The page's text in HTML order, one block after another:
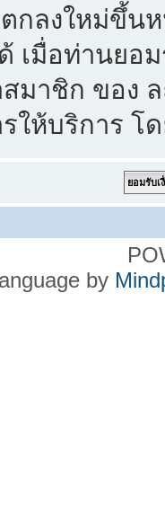
กลงใหม่ขึ้น
เมื่อท่านยอ
มาชิก ของ
ให้บริการ โ
by